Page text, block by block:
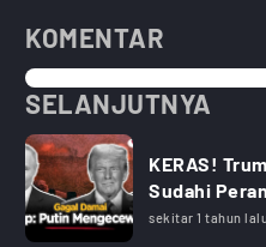
KOMENTAR
SELANJUTNYA
KERAS!
Sudahi
sekitar 1 tahun lalu